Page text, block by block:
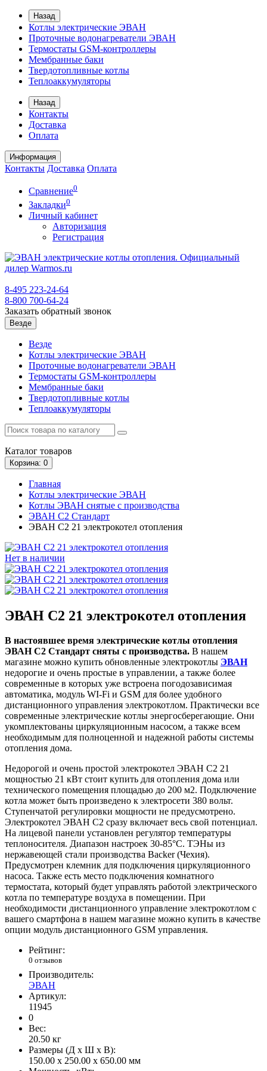
Назад
Котлы электрические ЭВАН
Проточные водонагреватели ЭВАН
Термостаты GSM-контроллеры
Мембранные баки
Твердотопливные котлы
Теплоаккумуляторы
Назад
Контакты
Доставка
Оплата
Информация
Контакты Доставка Оплата
Сравнение0
Закладки0
Личный кабинет
Авторизация
Регистрация
8-495 223-24-64
8-800 700-64-24
Заказать обратный звонок
Везде
Везде
Котлы электрические ЭВАН
Проточные водонагреватели ЭВАН
Термостаты GSM-контроллеры
Мембранные баки
Твердотопливные котлы
Теплоаккумуляторы
Каталог товаров
Корзина: 0
Главная
Котлы электрические ЭВАН
Котлы ЭВАН снятые с производства
ЭВАН С2 Стандарт
ЭВАН С2 21 электрокотел отопления
Нет в наличии
ЭВАН С2 21 электрокотел отопления
В настоявшее время электрические котлы отопления
ЭВАН С2 Стандарт сняты с производства. В нашем
магазине можно купить обновленные электрокотлы ЭВАН
недорогие и очень простые в управлении, а также более
современные в которых уже встроена погодозависимая
автоматика, модуль WI-Fi и GSM для более удобного
дистанционного управления электрокотлом. Практически все
современные электрические котлы энергосберегающие. Они
укомплектованы циркуляционным насосом, а также всем
необходимым для полноценной и надежной работы системы
отопления дома.
Недорогой и очень простой электрокотел ЭВАН С2 21
мощностью 21 кВт стоит купить для отопления дома или
технического помещения площадью до 200 м2. Подключение
котла может быть произведено к электросети 380 вольт.
Ступенчатой регулировки мощности не предусмотрено.
Электрокотел ЭВАН С2 сразу включает весь свой потенциал.
На лицевой панели установлен регулятор температуры
теплоносителя. Диапазон настроек 30-85°C. ТЭНы из
нержавеющей стали производства Backer (Чехия).
Предусмотрен клемник для подключения циркуляционного
насоса. Также есть место подключения комнатного
термостата, который будет управлять работой электрического
котла по температуре воздуха в помещении. При
необходимости дистанционного управление электрокотлом с
вашего смартфона в нашем магазине можно купить в качестве
опции модуль дистанционного GSM управления.
Рейтинг:
0 отзывов
Производитель:
ЭВАН
Артикул:
11945
0
Вес:
20.50 кг
Размеры (Д x Ш x В):
150.00 x 250.00 x 650.00 мм